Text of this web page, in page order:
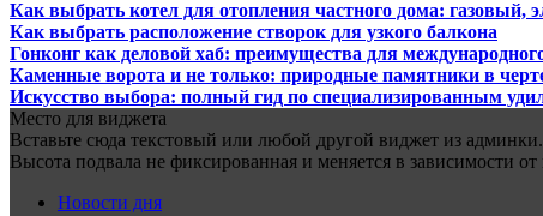
Как выбрать котел для отопления частного дома: газовый,
Как выбрать расположение створок для узкого балкона
Гонконг как деловой хаб: преимущества для
Каменные ворота и не только: природные памятники в
Искусство выбора: полный гид по специализированным
Место для виджета
Вставьте сюда текстовый или любой другой виджет из
Высота подвала не фиксированная и меняется в зависимости
Новости дня